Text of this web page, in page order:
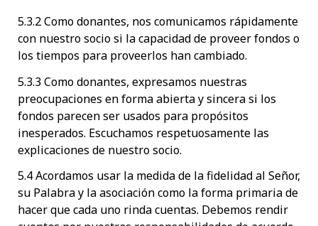
5.3.2 Como donantes, nos comunicamos rápidamente
con nuestro socio si la capacidad de proveer fondos o
los tiempos para proveerlos han cambiado.
5.3.3 Como donantes, expresamos nuestras
preocupaciones en forma abierta y sincera si los
fondos parecen ser usados para propósitos
inesperados. Escuchamos respetuosamente las
explicaciones de nuestro socio.
5.4 Acordamos usar la medida de la fidelidad al Señor,
su Palabra y la asociación como la forma primaria de
hacer que cada uno rinda cuentas. Debemos rendir